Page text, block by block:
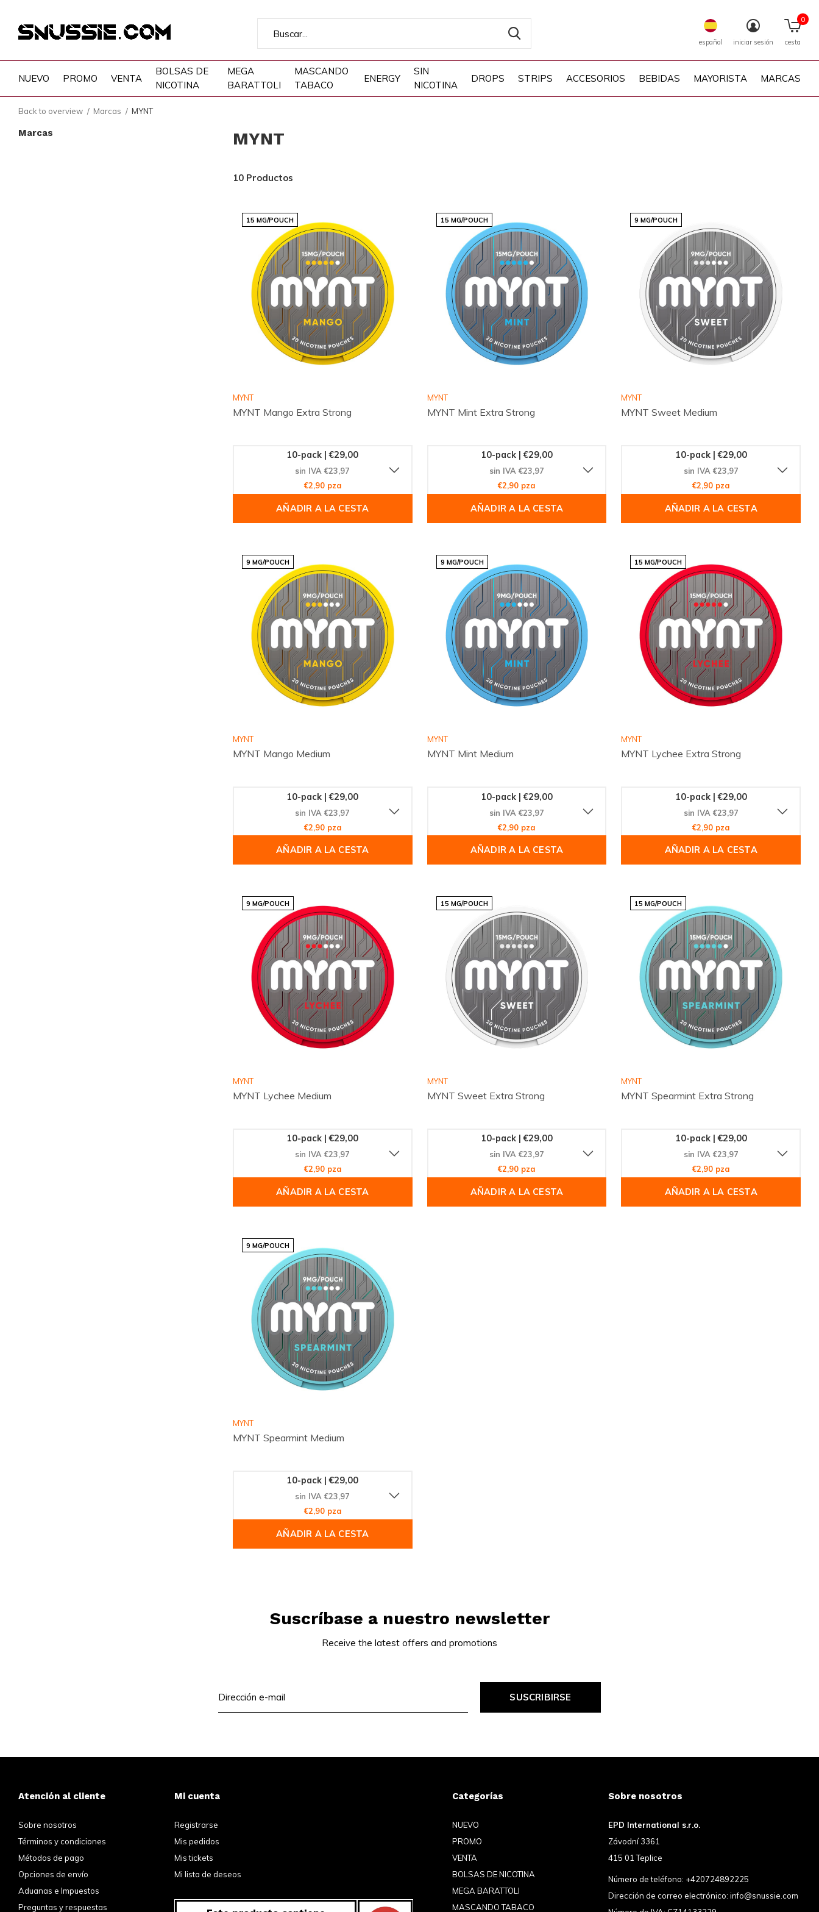
NUEVO PROMO VENTA
BOLSAS DE
NICOTINA
MEGA
BARATTOLI
MASCANDO
TABACO
ENERGY
SIN
NICOTINA
DROPS STRIPS ACCESORIOS BEBIDAS MAYORISTA MARCAS
español iniciar sesión cesta
0
Back to overview Marcas MYNT
Marcas MYNT
10 Productos
15 MG/POUCH
MYNT
MYNT Mango Extra Strong
10-pack | €29,00
sin IVA €23,97
€2,90 pza
AÑADIR A LA CESTA
15 MG/POUCH
MYNT
MYNT Mint Extra Strong
10-pack | €29,00
sin IVA €23,97
€2,90 pza
AÑADIR A LA CESTA
9 MG/POUCH
MYNT
MYNT Sweet Medium
10-pack | €29,00
sin IVA €23,97
€2,90 pza
AÑADIR A LA CESTA
9 MG/POUCH
MYNT
MYNT Mango Medium
10-pack | €29,00
sin IVA €23,97
€2,90 pza
AÑADIR A LA CESTA
9 MG/POUCH
MYNT
MYNT Mint Medium
10-pack | €29,00
sin IVA €23,97
€2,90 pza
AÑADIR A LA CESTA
15 MG/POUCH
MYNT
MYNT Lychee Extra Strong
10-pack | €29,00
sin IVA €23,97
€2,90 pza
AÑADIR A LA CESTA
9 MG/POUCH
MYNT
MYNT Lychee Medium
10-pack | €29,00
sin IVA €23,97
€2,90 pza
AÑADIR A LA CESTA
15 MG/POUCH
MYNT
MYNT Sweet Extra Strong
10-pack | €29,00
sin IVA €23,97
€2,90 pza
AÑADIR A LA CESTA
15 MG/POUCH
MYNT
MYNT Spearmint Extra Strong
10-pack | €29,00
sin IVA €23,97
€2,90 pza
AÑADIR A LA CESTA
9 MG/POUCH
MYNT
MYNT Spearmint Medium
10-pack | €29,00
sin IVA €23,97
€2,90 pza
AÑADIR A LA CESTA
Suscríbase a nuestro newsletter
Receive the latest offers and promotions
SUSCRIBIRSE
Atención al cliente
Sobre nosotros
Términos y condiciones
Métodos de pago
Opciones de envío
Aduanas e Impuestos
Preguntas y respuestas
Mi cuenta
Registrarse
Mis pedidos
Mis tickets
Mi lista de deseos
Categorías
NUEVO
PROMO
VENTA
BOLSAS DE NICOTINA
MEGA BARATTOLI
MASCANDO TABACO
Sobre nosotros
EPD International s.r.o.
Závodní 3361
415 01 Teplice
Número de teléfono: +420724892225
Dirección de correo electrónico: info@snussie.com